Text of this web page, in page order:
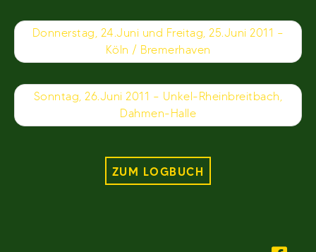
Beitragsnavigation
Donnerstag, 24.Juni und Freitag, 25.Juni 2011 –
Köln / Bremerhaven
Sonntag, 26.Juni 2011 – Unkel-Rheinbreitbach,
Dahmen-Halle
ZUM LOGBUCH